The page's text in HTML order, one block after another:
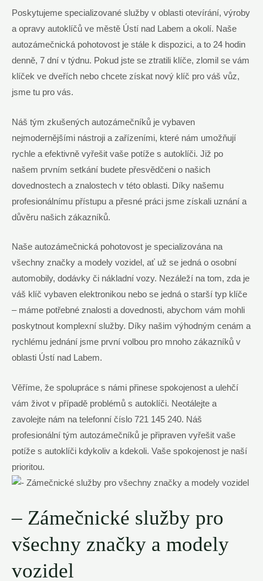
Poskytujeme specializované služby v oblasti otevírání, výroby
a opravy autoklíčů ve městě Ústí nad Labem a okolí. Naše
autozámečnická pohotovost je stále k dispozici, a to 24 hodin
denně, 7 dní v týdnu. Pokud jste se ztratili klíče, zlomil se vám
klíček ve dveřích nebo chcete získat nový klíč pro váš vůz,
jsme tu pro vás.
Náš tým zkušených autozámečníků je vybaven
nejmodernějšími nástroji a zařízeními, které nám umožňují
rychle a efektivně vyřešit vaše potíže s autoklíči. Již po
našem prvním setkání budete přesvědčeni o našich
dovednostech a znalostech v této oblasti. Díky našemu
profesionálnímu přístupu a přesné práci jsme získali uznání a
důvěru našich zákazníků.
Naše autozámečnická pohotovost je specializována na
všechny značky a modely vozidel, ať už se jedná o osobní
automobily, dodávky či nákladní vozy. Nezáleží na tom, zda je
váš klíč vybaven elektronikou nebo se jedná o starší typ klíče
– máme potřebné znalosti a dovednosti, abychom vám mohli
poskytnout komplexní služby. Díky našim výhodným cenám a
rychlému jednání jsme první volbou pro mnoho zákazníků v
oblasti Ústí nad Labem.
Věříme, že spolupráce s námi přinese spokojenost a ulehčí
vám život v případě problémů s autoklíči. Neotálejte a
zavolejte nám na telefonní číslo 721 145 240. Náš
profesionální tým autozámečníků je připraven vyřešit vaše
potíže s autoklíči kdykoliv a kdekoli. Vaše spokojenost je naší
prioritou.
– Zámečnické služby pro
všechny značky a modely
vozidel